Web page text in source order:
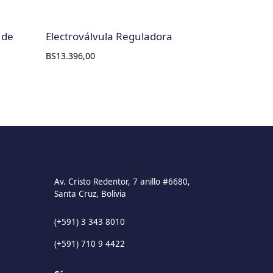
Electroválvula Reguladora
BS13.396,00
Av. Cristo Redentor, 7 anillo #6680,
Santa Cruz, Bolivia
(+591) 3 343 8010
(+591) 710 9 4422